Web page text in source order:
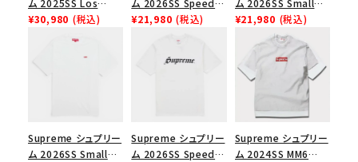
Angeles Fire Relief
¥30,980 (税込)
Tee スピードTシャツ
¥21,980 (税込)
Box Tee スモールボ
ックスTシャツ ブラッ
¥21,980 (税込)
Supreme シュプリー
ム 2026SS Small
Supreme シュプリー
ム 2026SS Speed
Supreme シュプリー
ム 2024SS MM6